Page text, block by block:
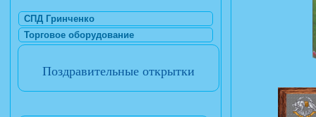
СПД Гринченко
Торговое оборудование
Поздравительные открытки